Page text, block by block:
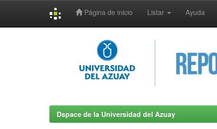
Página de inicio Listar Ayuda
Dspace de la Universidad del Azuay